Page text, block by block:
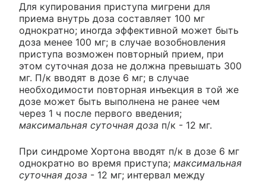
Для купирования приступа мигрени для
приема внутрь доза составляет 100 мг
однократно; иногда эффективной может быть
доза менее 100 мг; в случае возобновления
приступа возможен повторный прием, при
этом суточная доза не должна превышать 300
мг. П/к вводят в дозе 6 мг; в случае
необходимости повторная инъекция в той же
дозе может быть выполнена не ранее чем
через 1 ч после первого введения;
максимальная суточная доза п/к - 12 мг.
При синдроме Хортона вводят п/к в дозе 6 мг
однократно во время приступа; максимальная
суточная доза - 12 мг; интервал между